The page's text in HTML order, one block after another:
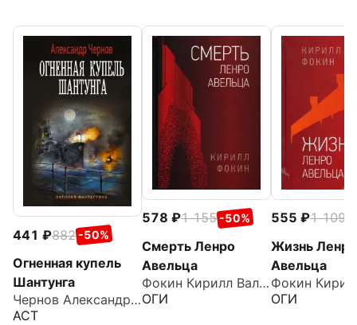
441 882 -50%
Огненная купель
Шантунга
Чернов Александр Борисович
АСТ
578 1 155 -50%
Смерть Ленро
Авельца
Фокин Кирилл Валерьевич
ОГИ
555 1 109
Жизнь Ленро
Авельца
ОГИ